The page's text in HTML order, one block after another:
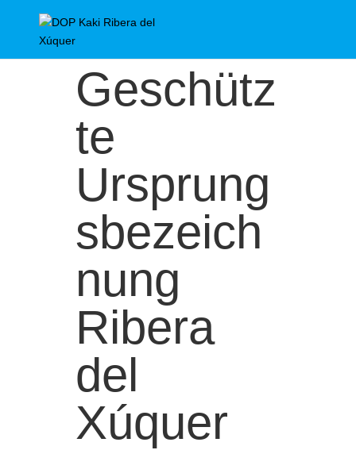
Geschütz
te
Ursprung
sbezeich
nung
Ribera
del
Xúquer